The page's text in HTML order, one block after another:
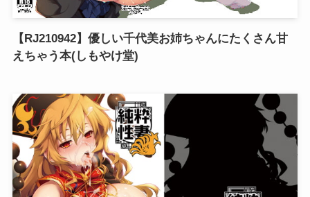
【RJ210942】優しい千代美お姉ちゃんにたくさん甘
えちゃう本(しもやけ堂)